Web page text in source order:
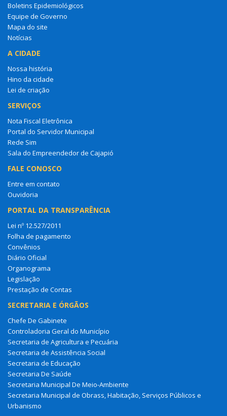
Boletins Epidemiológicos
Equipe de Governo
Mapa do site
Notícias
A CIDADE
Nossa história
Hino da cidade
Lei de criação
SERVIÇOS
Nota Fiscal Eletrônica
Portal do Servidor Municipal
Rede Sim
Sala do Empreendedor de Cajapió
FALE CONOSCO
Entre em contato
Ouvidoria
PORTAL DA TRANSPARÊNCIA
Lei nº 12.527/2011
Folha de pagamento
Convênios
Diário Oficial
Organograma
Legislação
Prestação de Contas
SECRETARIA E ÓRGÃOS
Chefe De Gabinete
Controladoria Geral do Município
Secretaria de Agricultura e Pecuária
Secretaria de Assistência Social
Secretaria de Educação
Secretaria De Saúde
Secretaria Municipal De Meio-Ambiente
Secretaria Municipal de Obrass, Habitação, Serviços Públicos e
Urbanismo